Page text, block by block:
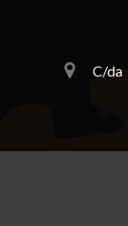
C/da